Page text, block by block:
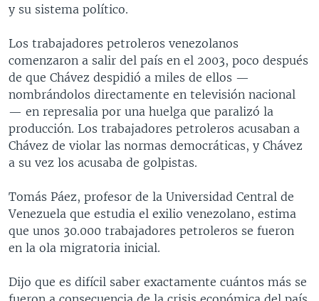
y su sistema político.
Los trabajadores petroleros venezolanos
comenzaron a salir del país en el 2003, poco después
de que Chávez despidió a miles de ellos —
nombrándolos directamente en televisión nacional
— en represalia por una huelga que paralizó la
producción. Los trabajadores petroleros acusaban a
Chávez de violar las normas democráticas, y Chávez
a su vez los acusaba de golpistas.
Tomás Páez, profesor de la Universidad Central de
Venezuela que estudia el exilio venezolano, estima
que unos 30.000 trabajadores petroleros se fueron
en la ola migratoria inicial.
Dijo que es difícil saber exactamente cuántos más se